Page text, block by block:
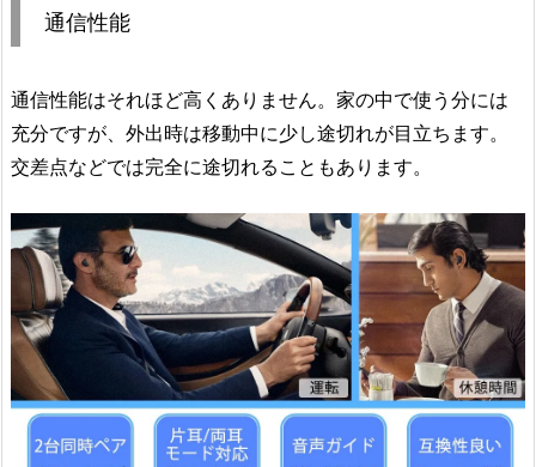
通信性能
通信性能はそれほど高くありません。家の中で使う分には
充分ですが、外出時は移動中に少し途切れが目立ちます。
交差点などでは完全に途切れることもあります。